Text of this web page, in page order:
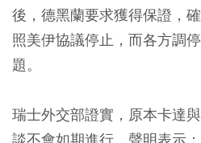
後，德黑蘭要求獲得保證，
照美伊協議停止，而各方調
題。
瑞士外交部證實，原本卡達